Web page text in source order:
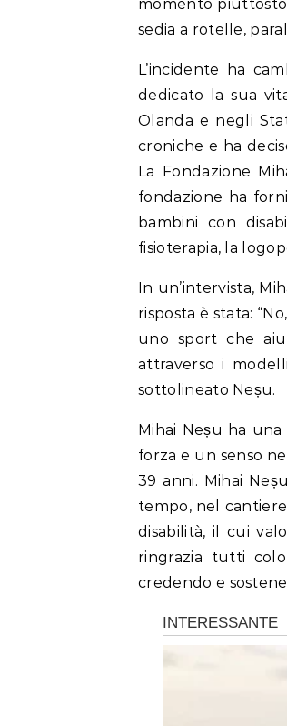
momento
sedia a rotelle,
L’incidente ha
dedicato la sua
Olanda e negli
croniche e ha
La Fondazione
fondazione ha
bambini con
fisioterapia, la
In un’intervista,
risposta è stata:
uno sport che
attraverso i
sottolineato Neșu.
Mihai Neșu ha
forza e un senso
39 anni. Mihai
tempo, nel
disabilità, il cui
ringrazia tutti
credendo e